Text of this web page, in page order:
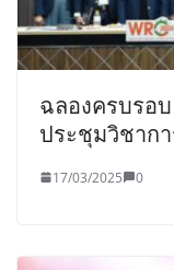
ฉลองครบรอ
ประชุมวิชาก
17/03/2025 0